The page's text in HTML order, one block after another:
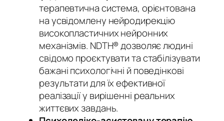
терапевтична система, орієнтована
на усвідомлену нейродирекцію
високопластичних нейронних
механізмів. NDTH® дозволяє людині
свідомо проєктувати та стабілізувати
бажані психологічні й поведінкові
результати для їх ефективної
реалізації у вирішенні реальних
життєвих завдань.